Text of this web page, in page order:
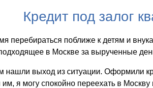
Кредит под залог
перебираться поближе к детям и
в Москве за вырученные
нашли выход из ситуации. Оформили
им, я могу спокойно переехать в